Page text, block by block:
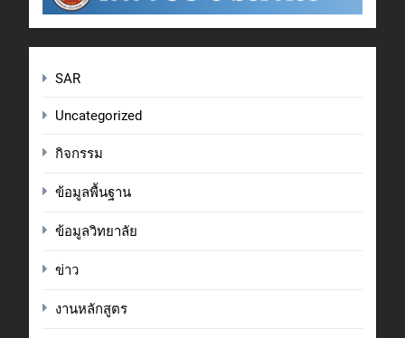
SAR
Uncategorized
กิจกรรม
ข้อมูลพื้นฐาน
ข้อมูลวิทยาลัย
ข่าว
งานหลักสูตร